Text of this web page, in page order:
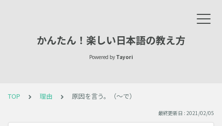
かんたん！楽しい日本語の教え方
Powered by Tayori
TOP 理由 原因を言う。（～で）
最終更新日 : 2021/02/05